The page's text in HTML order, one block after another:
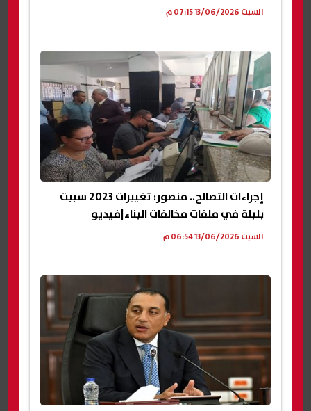
السبت 13/06/2026 07:15 م
إجراءات التصالح.. منصور: تغييرات 2023 سببت
بلبلة في ملفات مخالفات البناء|فيديو
السبت 13/06/2026 06:54 م